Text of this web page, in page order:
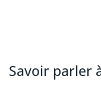
Savoir parler